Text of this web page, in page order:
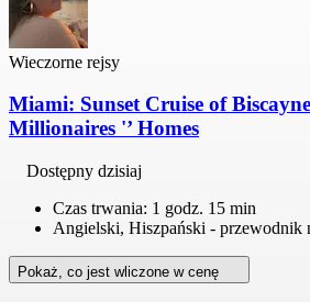
Wieczorne rejsy
Miami: Sunset Cruise of
Millionaires '’ Homes
Dostępny dzisiaj
Czas trwania: 1 godz. 15 min
Angielski, Hiszpański - przewodnik
Pokaż, co jest wliczone w cenę